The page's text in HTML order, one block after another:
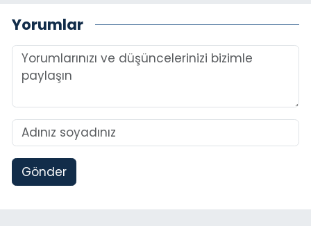
Yorumlar
Gönder